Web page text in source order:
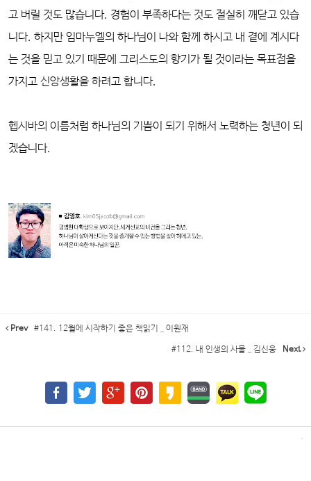
고 버릴 것도 많습니다. 경험이 부족하다는 것도 절실히 깨닫고 있습
니다. 하지만 임마누엘의 하나님이 나와 함께 하시고 내 곁에 계시다
는 것을 믿고 있기 때문에 그리스도의 향기가 될 것이라는 목표점을
가지고 신앙생활을 하려고 합니다.
헵시바의 이름처럼 하나님의 기쁨이 되기 위해서 노력하는 청년이 되
겠습니다.
Prev #141. 12월에 시작하기 좋은 책읽기 _ 이원재
#112. 내 인생의 사물 _ 김신웅 Next